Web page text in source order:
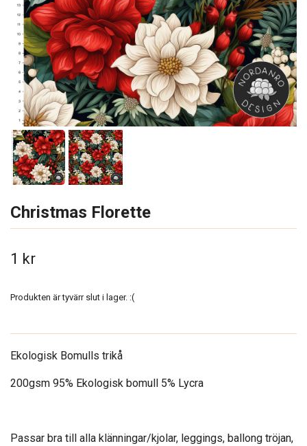
Christmas Florette
1 kr
Produkten är tyvärr slut i lager. :(
Ekologisk Bomulls trikå
200gsm 95% Ekologisk bomull 5% Lycra
Passar bra till alla klänningar/kjolar, leggings, ballong tröjan,